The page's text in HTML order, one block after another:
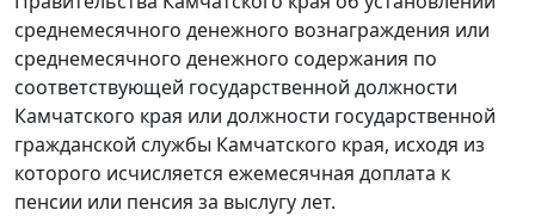
среднемесячного денежного вознаграждения или
среднемесячного денежного содержания по
соответствующей государственной должности
Камчатского края или должности государственной
гражданской службы Камчатского края, исходя из
которого исчисляется ежемесячная доплата к
пенсии или пенсия за выслугу лет.